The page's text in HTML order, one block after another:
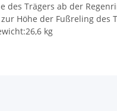
des Trägers ab der
Höhe der Fußreling des
kg